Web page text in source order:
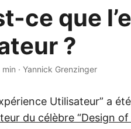
ce que
?
min · Yannick Grenzinger
Utilisateur” a
du célèbre “Design